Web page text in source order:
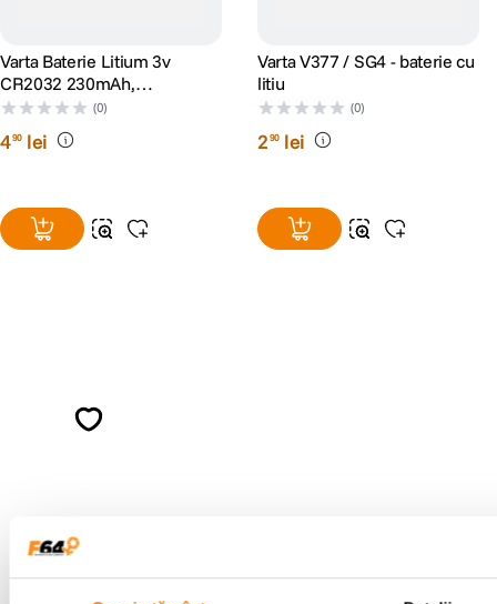
Varta Baterie Litium 3v
CR2032 230mAh,
dimensiuni 20 x 3.2 mm
blister 1
(0)
490 lei
Varta V377 / SG4 - baterie cu
litiu
(0)
290 lei
Consultanta